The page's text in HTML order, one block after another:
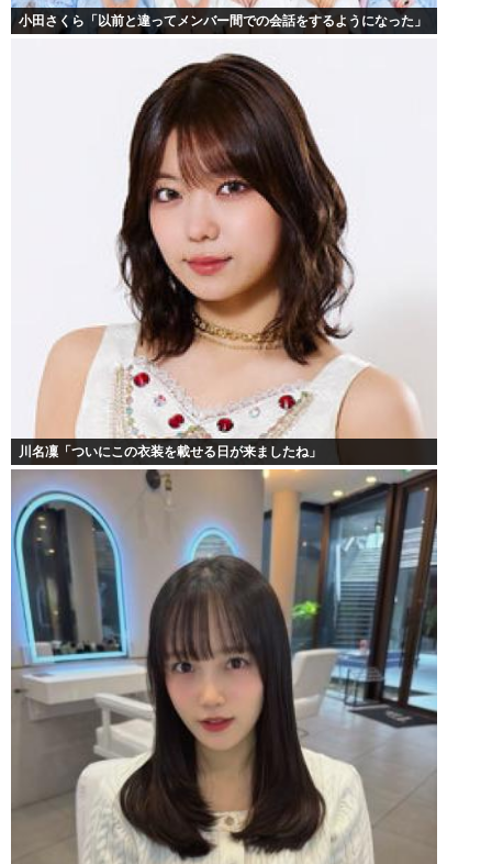
小田さくら「以前と違ってメンバー間での会話をするようになった」
川名凜「ついにこの衣装を載せる日が来ましたね」